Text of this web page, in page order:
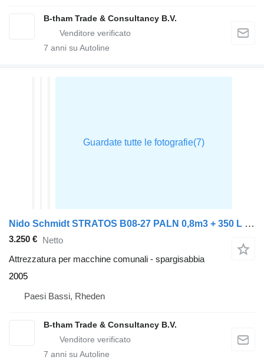
B-tham Trade & Consultancy B.V.
7 anni su Autoline
Nido Schmidt STRATOS B08-27 PALN 0,8m3 + 350 L Zoutstrooier
3.250 € Netto
Attrezzatura per macchine comunali - spargisabbia
2005
Paesi Bassi, Rheden
B-tham Trade & Consultancy B.V.
7 anni su Autoline